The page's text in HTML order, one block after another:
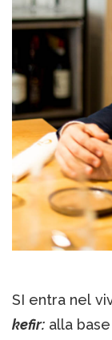
SI entra nel
kefir: alla